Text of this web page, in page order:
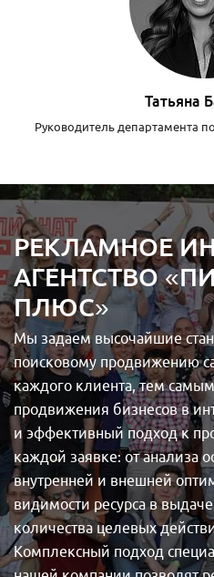
Татьяна
Руководитель департамента
РЕКЛАМНОЕ
АГЕНТСТВО
ПЛЮС»
Мы задаем высочайшие
поисковому продвижению
каждого клиента, тем
продвижения бизнесов в
и эффективный подход к
каждой заявке: от анализа
внутренней и внешней
видимости ресурса в
количества целевых
Комплексный подход